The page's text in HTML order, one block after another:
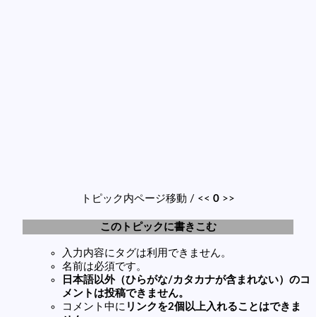
トピック内ページ移動 / << 0 >>
このトピックに書きこむ
入力内容にタグは利用できません。
名前は必須です。
日本語以外（ひらがな/カタカナが含まれない）のコ
メントは投稿できません。
コメント中に リンクを2個以上入れることはできま